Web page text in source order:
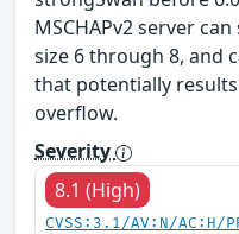
MSCHAPv2 server
size 6 through 8, and
that potentially
overflow.
Severity
8.1 (High)
CVSS:3.1/AV:N/